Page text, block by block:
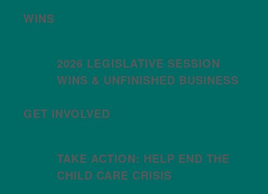
WINS
2026 LEGISLATIVE SESSION
WINS & UNFINISHED BUSINESS
GET INVOLVED
TAKE ACTION: HELP END THE
CHILD CARE CRISIS